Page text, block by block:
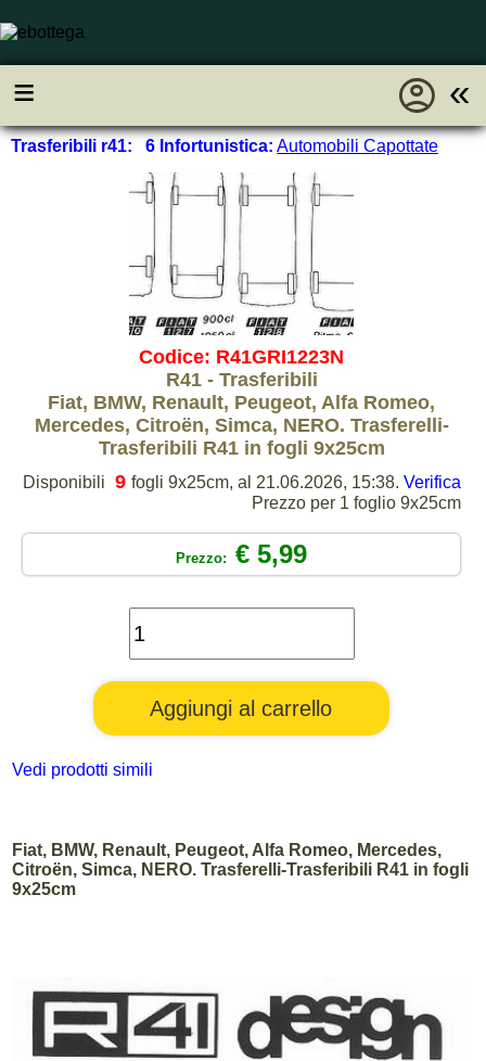
≡ «
account_circle
Trasferibili r41: 6 Infortunistica: Automobili Capottate
Codice: R41GRI1223N
R41 - Trasferibili
Fiat, BMW, Renault, Peugeot, Alfa Romeo,
Mercedes, Citroën, Simca, NERO. Trasferelli-
Trasferibili R41 in fogli 9x25cm
Disponibili 9 fogli 9x25cm, al 21.06.2026, 15:38. Verifica
Prezzo per 1 foglio 9x25cm
Prezzo: € 5,99
Vedi prodotti simili
Fiat, BMW, Renault, Peugeot, Alfa Romeo, Mercedes,
Citroën, Simca, NERO. Trasferelli-Trasferibili R41 in fogli
9x25cm